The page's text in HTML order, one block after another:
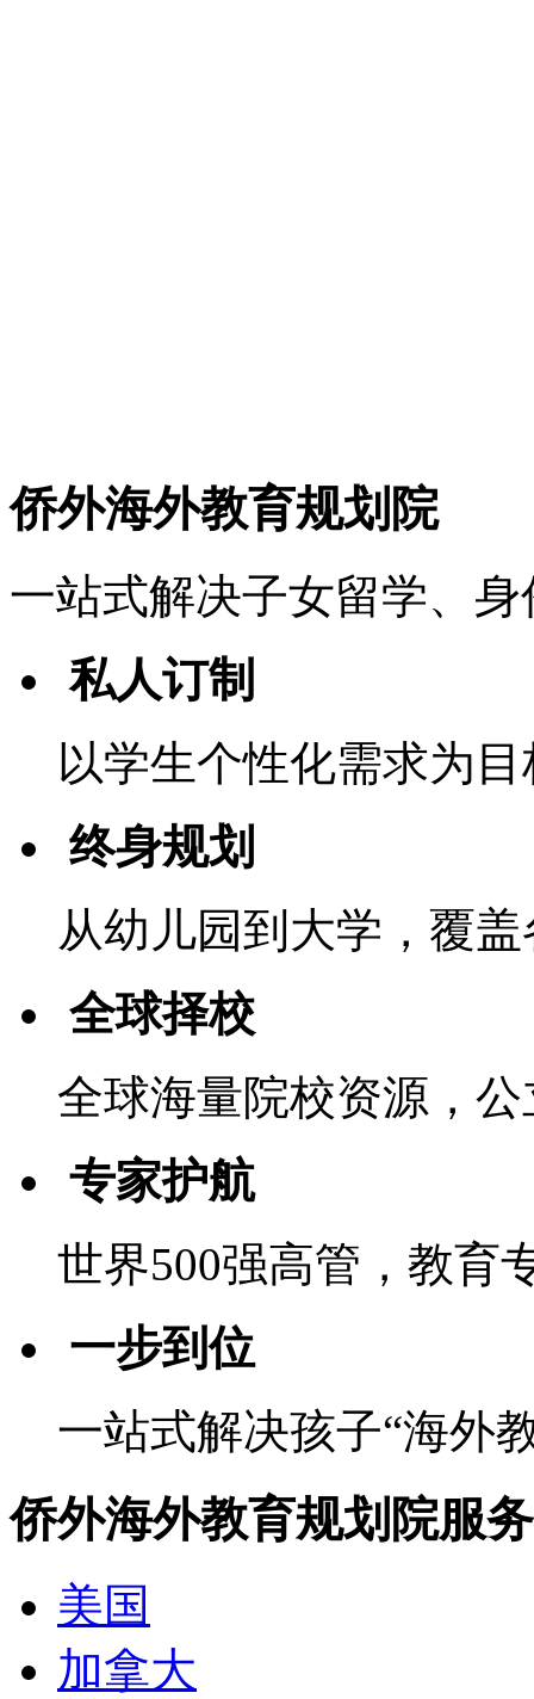
侨外海外教育规划院
一站式解决子女留学、
私人订制
以学生个性化需求为
终身规划
从幼儿园到大学，覆
全球择校
全球海量院校资源，
专家护航
世界500强高管，教育
一步到位
一站式解决孩子“海外
侨外海外教育规划院服
美国
加拿大